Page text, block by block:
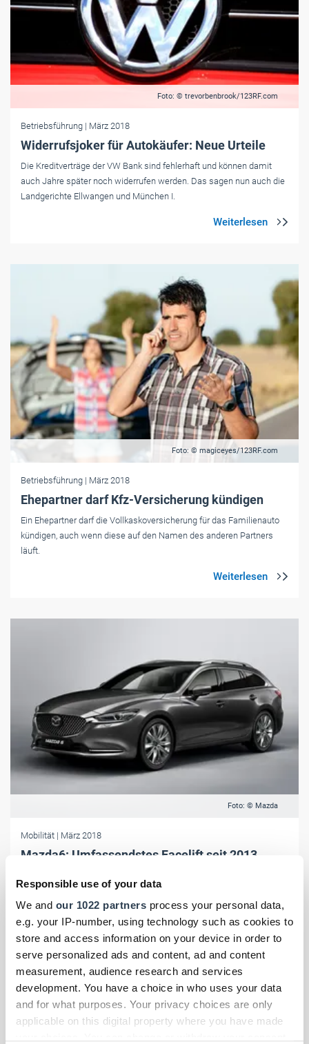
Responsible use of your data
We and our 1022 partners process your personal data,
e.g. your IP-number, using technology such as cookies to
store and access information on your device in order to
serve personalized ads and content, ad and content
measurement, audience research and services
development. You have a choice in who uses your data
and for what purposes. Your privacy choices are only
applicable on this digital property where you have made
Foto: © trevorbenbrook/123RF.com
Betriebsführung | März 2018
Widerrufsjoker für Autokäufer: Neue Urteile
Die Kredit­verträge der VW Bank sind fehler­haft und können damit
auch Jahre später noch widerrufen werden. Das sagen nun auch die
Landgerichte Ellwangen und München I.
Foto: © magiceyes/123RF.com
Betriebsführung | März 2018
Ehe­partner darf Kfz-Ver­si­che­rung kün­digen
Ein Ehepartner darf die Vollkaskoversicherung für das Familienauto
kündigen, auch wenn diese auf den Namen des anderen Partners
läuft.
Foto: © Mazda
Mobilität | März 2018
Mazda6: Umfassendstes Facelift seit 2013
Concept und Vision Coupe wurden Konzeptwagen vorgestellt.